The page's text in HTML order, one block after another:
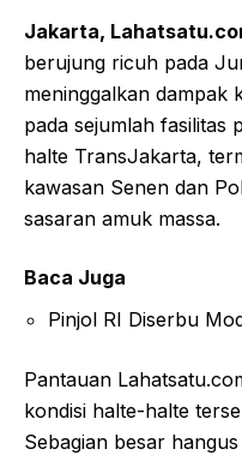
Jakarta,
berujung ricuh pada
meninggalkan dampak
pada sejumlah fasilitas
halte TransJakarta,
kawasan Senen dan
sasaran amuk massa.
Baca Juga
Pinjol RI Diserbu
Pantauan
kondisi halte-halte
Sebagian besar